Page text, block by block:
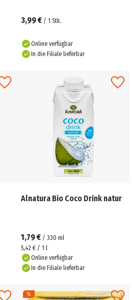
3,99 € / 1 Stk.
Online verfügbar
In die Filiale lieferbar
Alnatura Bio Coco Drink natur
1,79 € / 330 ml
5,42 € / 1 l
Online verfügbar
In die Filiale lieferbar